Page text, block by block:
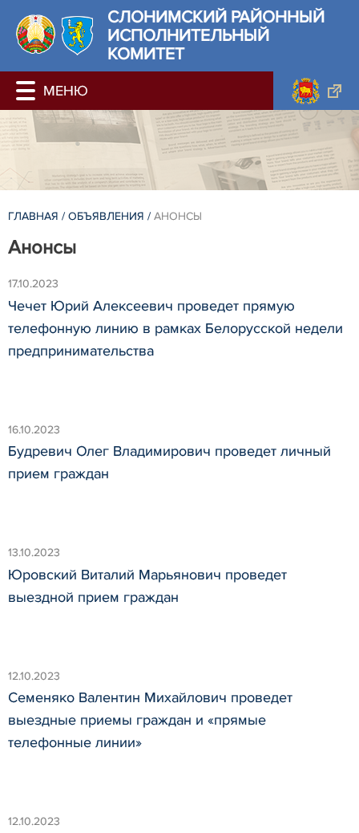
СЛОНИМСКИЙ РАЙОННЫЙ
ИСПОЛНИТЕЛЬНЫЙ
КОМИТЕТ
ГЛАВНАЯ / ОБЪЯВЛЕНИЯ / АНОНСЫ
Анонсы
17.10.2023
Чечет Юрий Алексеевич проведет прямую
телефонную линию в рамках Белорусской недели
предпринимательства
16.10.2023
Будревич Олег Владимирович проведет личный
прием граждан
13.10.2023
Юровский Виталий Марьянович проведет
выездной прием граждан
12.10.2023
Семеняко Валентин Михайлович проведет
выездные приемы граждан и «прямые
телефонные линии»
12.10.2023